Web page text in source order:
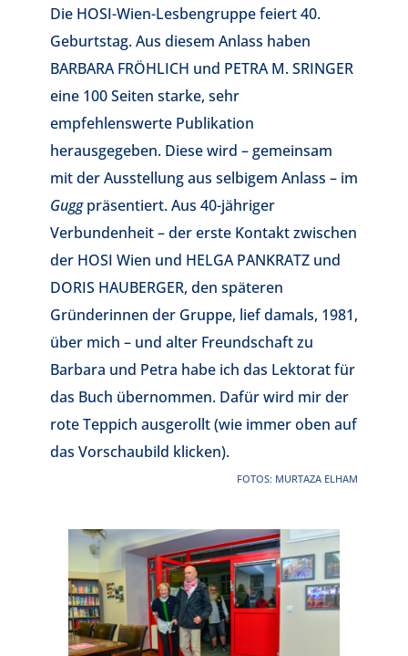
Die HOSI-Wien-Lesbengruppe feiert 40.
Geburtstag. Aus diesem Anlass haben
BARBARA FRÖHLICH und PETRA M. SRINGER
eine 100 Seiten starke, sehr
empfehlenswerte Publikation
herausgegeben. Diese wird – gemeinsam
mit der Ausstellung aus selbigem Anlass – im
Guggpräsentiert. Aus 40-jähriger
Verbundenheit – der erste Kontakt zwischen
der HOSI Wien und HELGA PANKRATZ und
DORIS HAUBERGER, den späteren
Gründerinnen der Gruppe, lief damals, 1981,
über mich – und alter Freundschaft zu
Barbara und Petra habe ich das Lektorat für
das Buch übernommen. Dafür wird mir der
rote Teppich ausgerollt (wie immer oben auf
das Vorschaubild klicken).
FOTOS: MURTAZA ELHAM